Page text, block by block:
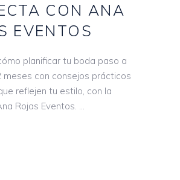
CON ANA
EVENTOS
planificar tu boda paso a
meses con consejos prácticos
reflejen tu estilo, con la
Rojas Eventos.